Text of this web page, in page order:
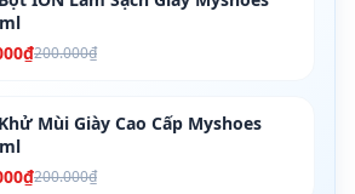
200.000₫
Mùi Giày Cao Cấp Myshoes
200.000₫